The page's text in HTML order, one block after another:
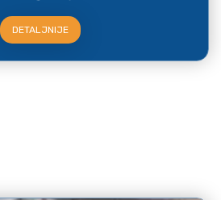
DETALJNIJE